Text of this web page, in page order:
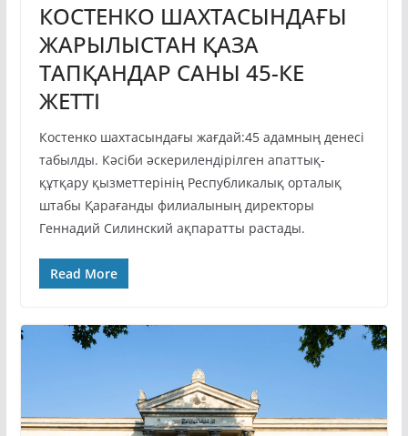
КОСТЕНКО ШАХТАСЫНДАҒЫ
ЖАРЫЛЫСТАН ҚАЗА
ТАПҚАНДАР САНЫ 45-КЕ
ЖЕТТІ
Костенко шахтасындағы жағдай:45 адамның денесі
табылды. Кәсіби әскерилендірілген апаттық-
құтқару қызметтерінің Республикалық орталық
штабы Қарағанды филиалының директоры
Геннадий Силинский ақпаратты растады.
Read More